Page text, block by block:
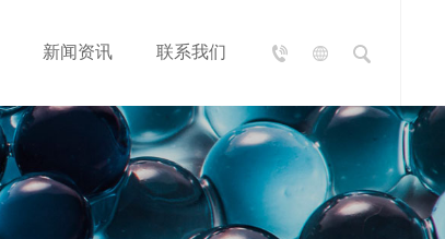
新闻资讯 联系我们